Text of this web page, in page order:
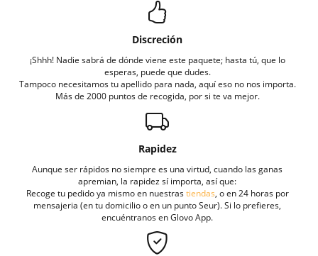
Discreción
¡Shhh! Nadie sabrá de dónde viene este paquete; hasta tú, que lo
esperas, puede que dudes.
Tampoco necesitamos tu apellido para nada, aquí eso no nos importa.
Más de 2000 puntos de recogida, por si te va mejor.
Rapidez
Aunque ser rápidos no siempre es una virtud, cuando las ganas
apremian, la rapidez sí importa, así que:
Recoge tu pedido ya mismo en nuestrastiendas , o en 24 horas por
mensajeria (en tu domicilio o en un punto Seur). Si lo prefieres,
encuéntranos en Glovo App.